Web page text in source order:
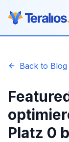
Back to Blog
Platz 0